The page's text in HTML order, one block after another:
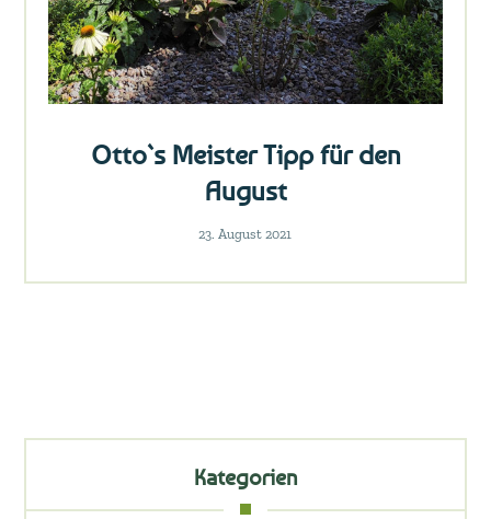
Otto`s Meister Tipp für den
August
23. August 2021
Kategorien